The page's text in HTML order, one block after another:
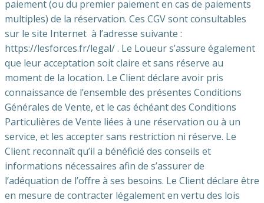
paiement (ou du premier paiement en cas de paiements
multiples) de la réservation. Ces CGV sont consultables
sur le site Internet à l’adresse suivante :
https://lesforces.fr/legal/ . Le Loueur s’assure également
que leur acceptation soit claire et sans réserve au
moment de la location. Le Client déclare avoir pris
connaissance de l’ensemble des présentes Conditions
Générales de Vente, et le cas échéant des Conditions
Particulières de Vente liées à une réservation ou à un
service, et les accepter sans restriction ni réserve. Le
Client reconnaît qu’il a bénéficié des conseils et
informations nécessaires afin de s’assurer de
l’adéquation de l’offre à ses besoins. Le Client déclare être
en mesure de contracter légalement en vertu des lois